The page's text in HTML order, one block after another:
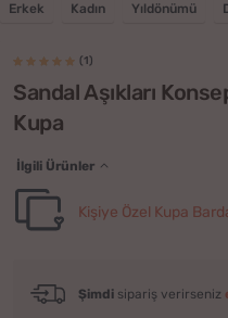
Erkek Kadın Yıldönümü
(1)
Sandal Aşıkları
Kupa
İlgili Ürünler
Kişiye Özel Kupa
Şimdi sipariş verirseniz